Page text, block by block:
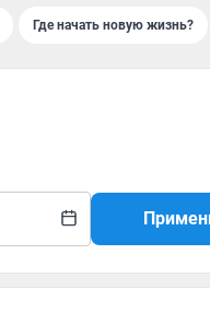
Где начать новую жизнь?